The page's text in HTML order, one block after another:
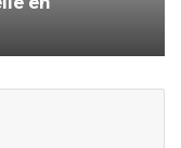
To est
d’Espoir
en